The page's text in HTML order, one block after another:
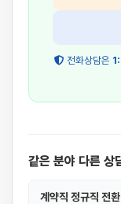
전화상담은
같은 분야 다른 상
계약직 정규직 전